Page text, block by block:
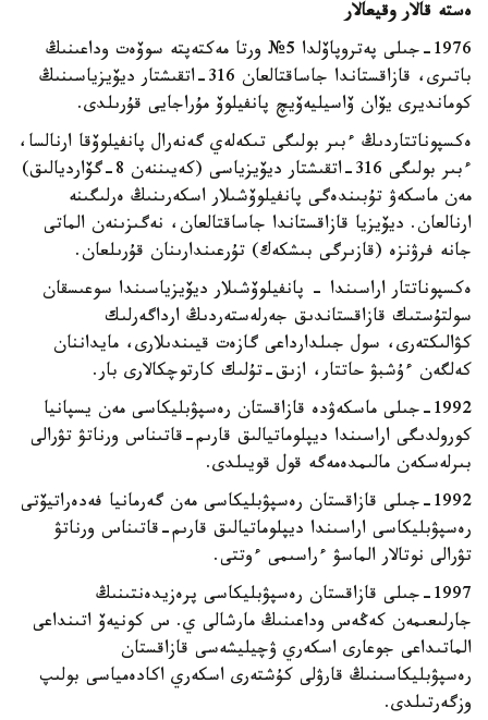
ەستە قالار وقيعالار
1976-جىلى پەتروپاۆلدا 5№ ورتا مەكتەپتە سوۆەت وداعىنىڭ
باتىرى، قازاقستاندا جاساقتالعان 316-اتقىشتار ديۆيزياسىنىڭ
كومانديرى يۆان ۆاسيليەۆيچ پانفيلوۆ مۇراجايى قۇرىلدى.
ەكسپوناتتاردىڭ ءبىر بولىگى تىكەلەي گەنەرال پانفيلوۆقا ارنالسا،
ءبىر بولىگى 316-اتقىشتار ديۆيزياسى (كەيىننەن 8-گۆارديالىق)
مەن ماسكەۋ تۇبىندەگى پانفيلوۆشىلار اسكەرىنىڭ ەرلىگىنە
ارنالعان. ديۆيزيا قازاقستاندا جاساقتالعان، نەگىزىنەن الماتى
جانە فرۋنزە (قازىرگى بىشكەك) تۇرعىندارىنان قۇرىلعان.
ەكسپوناتتار اراسىندا - پانفيلوۆشىلار ديۆيزياسىندا سوعىسقان
سولتۇستىك قازاقستاندىق جەرلەستەردىڭ ارداگەرلىك
كۋالىكتەرى، سول جىلدارداعى گازەت قيىندىلارى، مايداننان
كەلگەن ءۇشبۋ حاتتار، ازىق-تۇلىك كارتوچكالارى بار.
1992-جىلى ماسكەۋدە قازاقستان رەسپۋبليكاسى مەن يسپانيا
كورولدىگى اراسىندا ديپلوماتيالىق قارىم-قاتىناس ورناتۋ تۋرالى
بىرلەسكەن مالىمدەمەگە قول قويىلدى.
1992-جىلى قازاقستان رەسپۋبليكاسى مەن گەرمانيا فەدەراتيۆتى
رەسپۋبليكاسى اراسىندا ديپلوماتيالىق قارىم-قاتىناس ورناتۋ
تۋرالى نوتالار الماسۋ ءراسىمى ءوتتى.
1997-جىلى قازاقستان رەسپۋبليكاسى پرەزيدەنتىنىڭ
جارلىعىمەن كەڭەس وداعىنىڭ مارشالى ي. س كونيەۆ اتىنداعى
الماتىداعى جوعارى اسكەري ۋچيليشەسى قازاقستان
رەسپۋبليكاسىنىڭ قارۋلى كۇشتەرى اسكەري اكادەمياسى بولىپ
وزگەرتىلدى.